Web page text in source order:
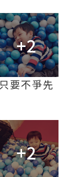
+2
要不爭先
+2